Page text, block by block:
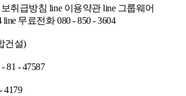
취급방침 line 이용약관 line 그룹웨어
line무료전화 080 - 850 - 3604
건설)
81 - 47587
4179